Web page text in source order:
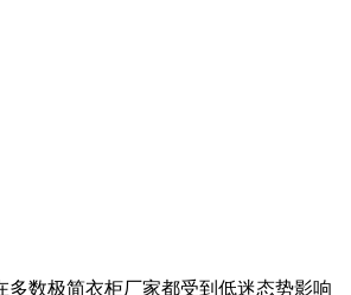
数极简衣柜厂家都受到低迷态势影响